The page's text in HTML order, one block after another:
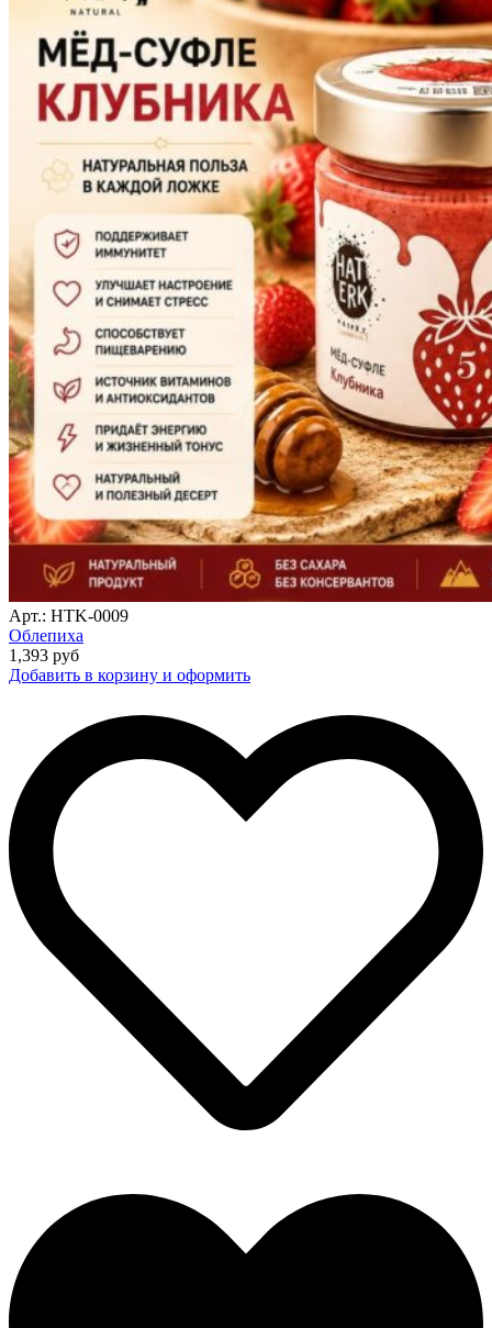
Арт.: HTK-0009
Облепиха
1,393 руб
Добавить в корзину и оформить